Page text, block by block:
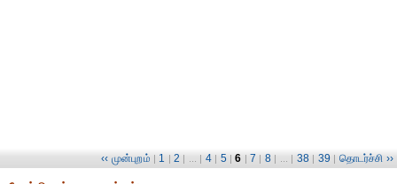
‹‹ முன்புறம் | 1 | 2 | ... | 4 | 5 | 6 | 7 | 8 | ... | 38 | 39 | தொடர்ச்சி ››